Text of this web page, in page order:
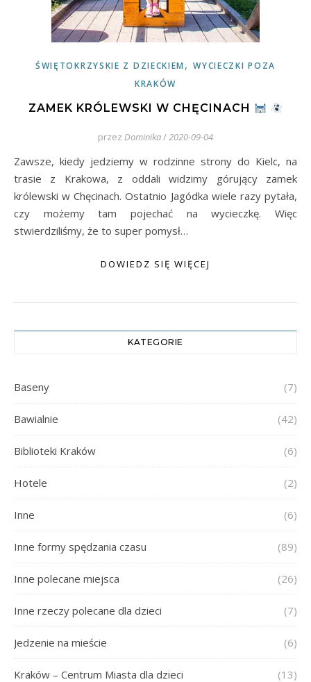
ŚWIĘTOKRZYSKIE Z DZIECKIEM ,WYCIECZKI POZA
KRAKÓW
ZAMEK KRÓLEWSKI W CHĘCINACH
przez Dominika/2020-09-04
Zawsze, kiedy jedziemy w rodzinne strony do Kielc, na
trasie z Krakowa, z oddali widzimy górujący zamek
królewski w Chęcinach. Ostatnio Jagódka wiele razy pytała,
czy możemy tam pojechać na wycieczkę. Więc
stwierdziliśmy, że to super pomysł…
DOWIEDZ SIĘ WIĘCEJ
KATEGORIE
Baseny (7)
Bawialnie (42)
Biblioteki Kraków (6)
Hotele (2)
Inne (6)
Inne formy spędzania czasu (89)
Inne polecane miejsca (26)
Inne rzeczy polecane dla dzieci (7)
Jedzenie na mieście (6)
Kraków – Centrum Miasta dla dzieci (13)